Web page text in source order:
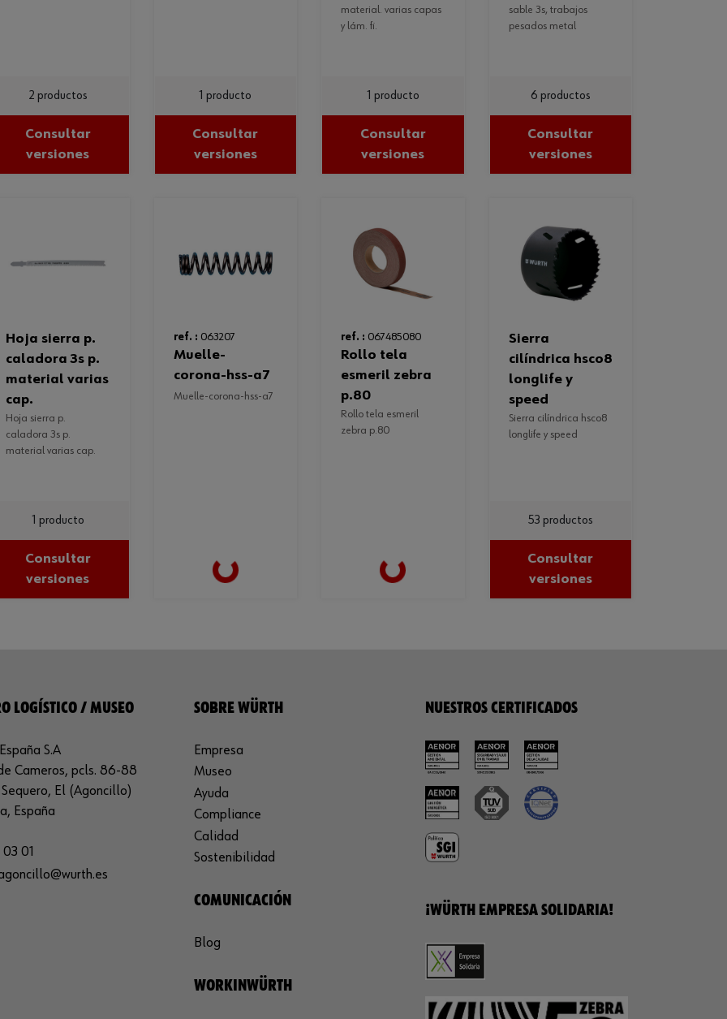
2 productos
Consultar
versiones
1 producto
Consultar
versiones
material. varias capas
y lám. fi.
1 producto
Consultar
versiones
sable 3s, trabajos
pesados metal
6 productos
Consultar
versiones
hoja sierra p.
caladora 3s p.
material varias
cap.
hoja sierra p.
caladora 3s p.
material varias cap.
1 producto
Consultar
versiones
ref. : 063207
muelle-
corona-hss-a7
muelle-corona-hss-a7
Loading...
ref. : 067485080
rollo tela
esmeril zebra
p.80
rollo tela esmeril
zebra p.80
Loading...
sierra
cilíndrica hsco8
longlife y
speed
sierra cilíndrica hsco8
longlife y speed
53 productos
Consultar
versiones
LOGÍSTICO / MUSEO
S.A
Cameros, pcls. 86-88
El (Agoncillo)
España
01
SOBRE WÜRTH
Empresa
Museo
Ayuda
Compliance
Calidad
Sostenibilidad
COMUNICACIÓN
Blog
WORKINWÜRTH
NUESTROS CERTIFICADOS
¡WÜRTH EMPRESA SOLIDARIA!